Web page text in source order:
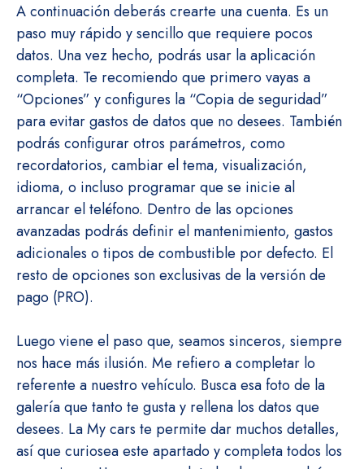
A continuación deberás crearte una cuenta. Es un
paso muy rápido y sencillo que requiere pocos
datos. Una vez hecho, podrás usar la aplicación
completa. Te recomiendo que primero vayas a
“Opciones” y configures la “Copia de seguridad”
para evitar gastos de datos que no desees. También
podrás configurar otros parámetros, como
recordatorios, cambiar el tema, visualización,
idioma, o incluso programar que se inicie al
arrancar el teléfono. Dentro de las opciones
avanzadas podrás definir el mantenimiento, gastos
adicionales o tipos de combustible por defecto. El
resto de opciones son exclusivas de la versión de
pago (PRO).
Luego viene el paso que, seamos sinceros, siempre
nos hace más ilusión. Me refiero a completar lo
referente a nuestro vehículo. Busca esa foto de la
galería que tanto te gusta y rellena los datos que
desees. La My cars te permite dar muchos detalles,
así que curiosea este apartado y completa todos los